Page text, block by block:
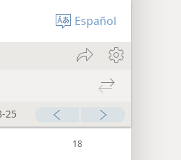
Español
25